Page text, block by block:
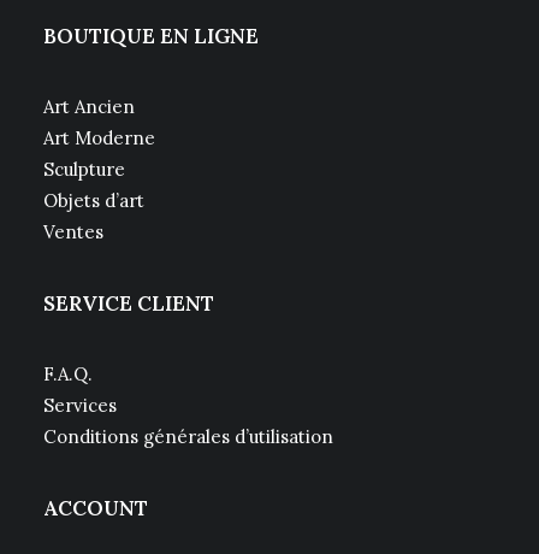
BOUTIQUE EN LIGNE
Art Ancien
Art Moderne
Sculpture
Objets d’art
Ventes
SERVICE CLIENT
F.A.Q.
Services
Conditions générales d’utilisation
ACCOUNT